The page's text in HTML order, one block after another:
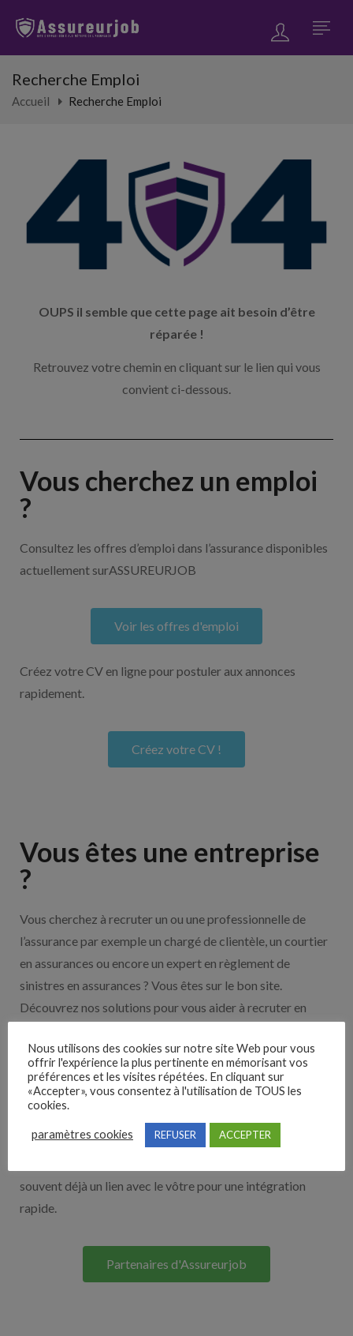
Recherche Emploi
Accueil Recherche Emploi
OUPS il semble que cette page ait besoin d’être
réparée !
Retrouvez votre chemin en cliquant sur le lien qui vous
convient ci-dessous.
Vous cherchez un emploi
?
Consultez les offres d’emploi dans l’assurance disponibles
actuellement surASSUREURJOB
Voir les offres d'emploi
Créez votre CV en ligne pour postuler aux annonces
rapidement.
Créez votre CV !
Vous êtes une entreprise
?
Vous cherchez à recruter un ou une professionnelle de
l’assurance par exemple un chargé de clientèle, un courtier
en assurances ou encore un expert en règlement de
sinistres en assurances ? Vous êtes sur le bon site.
Découvrez nos solutions pour vous aider à recruter en
Nos solutions entreprises
Découvrez nos partenaires ! Moteurs de recherches,
multidiffuseurs, sites payant… nombreux sont nos
souvent déjà un lien avec le vôtre pour une intégration
rapide.
Partenaires d'Assureurjob
Nous utilisons des cookies sur notre site Web pour vous
offrir l'expérience la plus pertinente en mémorisant vos
préférences et les visites répétées. En cliquant sur
«Accepter», vous consentez à l'utilisation de TOUS les
cookies.
paramètres cookies REFUSER ACCEPTER